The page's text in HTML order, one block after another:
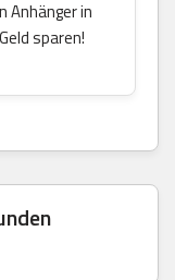
Anhänger in
sparen!